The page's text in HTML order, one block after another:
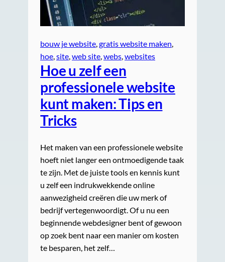
bouw je website, gratis website maken
hoe, site, web site, webs, websites
Hoe u zelf een
professionele website
kunt maken: Tips en
Tricks
Het maken van een professionele website
hoeft niet langer een ontmoedigende taak
te zijn. Met de juiste tools en kennis kunt
u zelf een indrukwekkende online
aanwezigheid creëren die uw merk of
bedrijf vertegenwoordigt. Of u nu een
beginnende webdesigner bent of gewoon
op zoek bent naar een manier om kosten
te besparen, het zelf…